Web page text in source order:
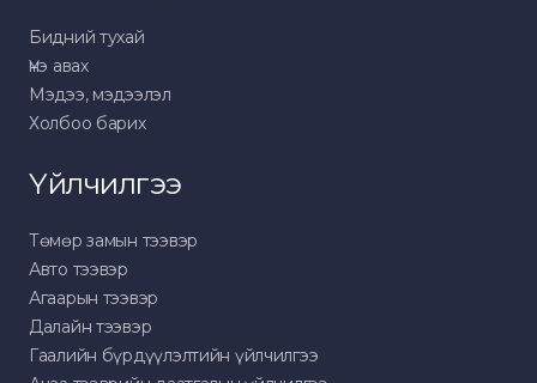
Бидний тухай
Үнэ авах
Мэдээ, мэдээлэл
Холбоо барих
Үйлчилгээ
Төмөр замын тээвэр
Авто тээвэр
Агаарын тээвэр
Далайн тээвэр
Гаалийн бүрдүүлэлтийн үйлчилгээ